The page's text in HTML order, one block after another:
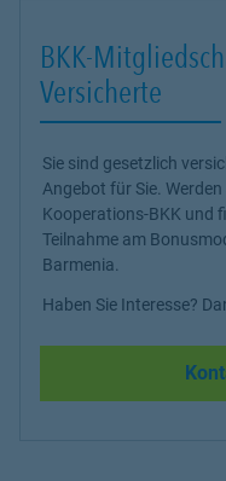
BKK-
Versicherte
Sie sind gesetzlich
Angebot für Sie.
Kooperations-BKK und
Teilnahme am
Barmenia.
Haben Sie Interesse?